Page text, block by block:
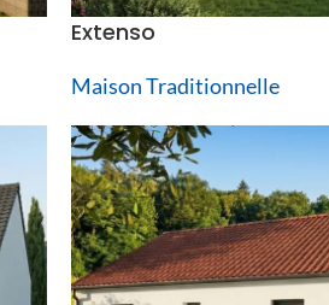
Extenso
Maison Traditionnelle